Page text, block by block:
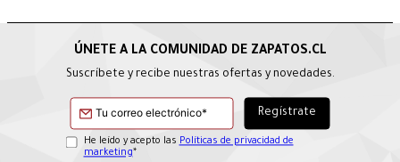
Suscríbete y recibe nuestras ofertas y novedades.
He leído y acepto las Políticas de privacidad de
marketing*